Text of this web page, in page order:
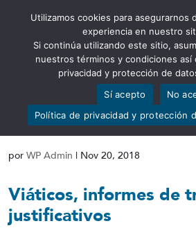
Abrir barra de
Responsable de
información pública
por WP Admin | Nov 20, 2018
Viáticos, informes de
justificativos
Utilizamos cookies para asegurarnos
experiencia en nuestro
Si continúa utilizando este sitio,
nuestros términos y condiciones así
privacidad y protección de
Sí acepto
No
Política de privacidad y protección